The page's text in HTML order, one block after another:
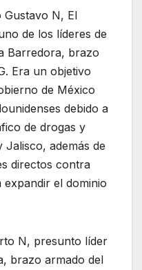
Gustavo N, El
de los líderes de
Barredora, brazo
Era un objetivo
de México
debido a
de drogas y
además de
directos contra
el dominio
N, presunto líder
brazo armado del